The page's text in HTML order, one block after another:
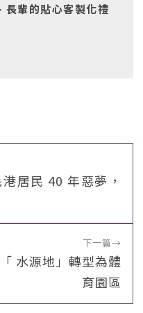
長輩的貼心客製化禮
居民 40 年惡夢，
下一篇→
水源地」轉型為體
育園區